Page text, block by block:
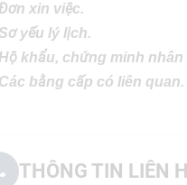
xin việc.
yếu lý lịch.
khẩu, chứng minh
bằng cấp có liên
THÔNG TIN LIÊN